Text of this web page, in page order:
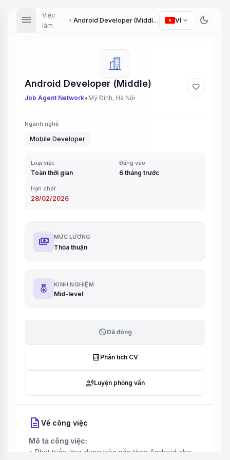
menu
Việc
làm
chevron_right Android Developer (Middle) VI expand_more dark_mode
Android Developer (Middle)
Job Agent Network• Mỹ Đình, Hà Nội
favorite
Ngành nghề
Mobile Developer
Loại việc
Toàn thời gian
Đăng vào
6 tháng trước
Hạn chót
28/02/2026
payments MỨC LƯƠNG
Thỏa thuận
KINH NGHIỆM
Mid-level
blockĐã đóng
analytics Phân tích CV
record_voice_overLuyện phỏng vấn
description Về công việc
Mô tả công việc:
• Phát triển ứng dụng trên nền tảng Android cho